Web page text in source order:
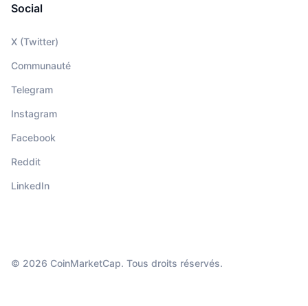
Social
X (Twitter)
Communauté
Telegram
Instagram
Facebook
Reddit
LinkedIn
© 2026 CoinMarketCap. Tous droits réservés.